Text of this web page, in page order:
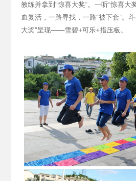
教练并拿到“惊喜大奖”。 一听“惊喜大
血复活，一路寻找，一路“被下套”。
大奖”呈现——雪碧+可乐+指压板。